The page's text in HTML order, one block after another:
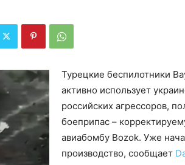
Турецкие беспилотники
активно использует
российских агрессоров,
боеприпас –
авиабомбу Bozok. Уже
производство, сообщает